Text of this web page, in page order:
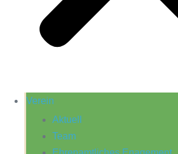
Verein
Aktuell
Team